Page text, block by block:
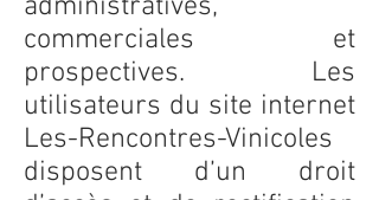
administratives,
commerciales et
prospectives. Les
utilisateurs du site internet
Les-Rencontres-Vinicoles
disposent d’un droit